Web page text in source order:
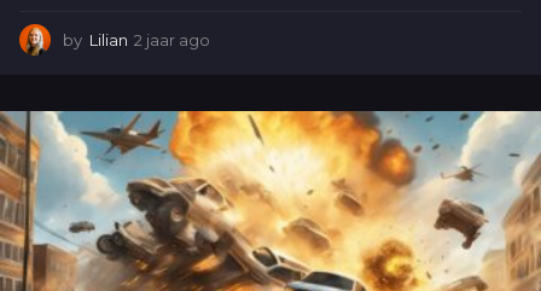
by Lilian 2 jaar ago
a
r
a
g
o